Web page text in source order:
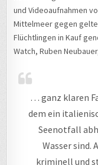
und Videoaufnahmen
Mittelmeer gegen
Flüchtlingen in Kauf
Watch, Ruben
… ganz klaren
dem ein
Seenotfall
Wasser sind.
kriminell und